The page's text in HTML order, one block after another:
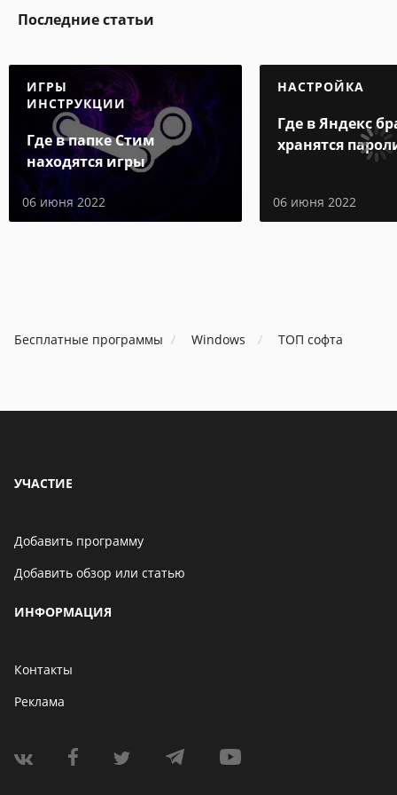
Последние статьи
ИГРЫ
ИНСТРУКЦИИ
Где в папке Стим
находятся игры
06 июня 2022
НАСТРОЙКА
Где в Яндекс
хранятся
06 июня 2022
Бесплатные программы Windows ТОП софта
УЧАСТИЕ
Добавить программу
Добавить обзор или статью
ИНФОРМАЦИЯ
Контакты
Реклама